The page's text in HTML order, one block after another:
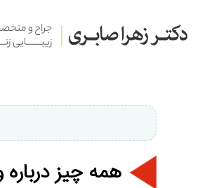
همه چیز